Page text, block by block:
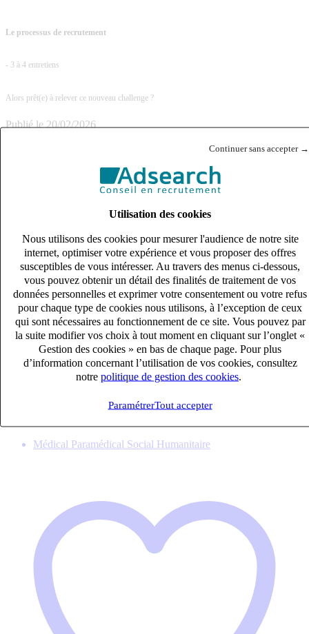
Continuer sans accepter →
Utilisation des cookies
Nous utilisons des cookies pour mesurer l'audience de notre site
internet, optimiser votre expérience et vous proposer des offres
susceptibles de vous intéresser. Au travers des menus ci-dessous,
vous pouvez obtenir un détail des finalités de traitement de vos
données personnelles et exprimer votre consentement ou votre refus
pour chaque type de cookies nous utilisons, à l’exception de ceux
qui sont nécessaires au fonctionnement de ce site. Vous pouvez par
la suite modifier vos choix à tout moment en cliquant sur l’onglet «
Gestion des cookies » en bas de chaque page. Pour plus
d’information concernant l’utilisation de vos cookies, consultez
notre politique de gestion des cookies
ParamétrerTout accepter
Le processus de recrutement
- 3 à 4 entretiens
Alors prêt(e) à relever ce nouveau challenge ?
Publié le20/02/2026
40k – 50k €
Référence
140863
Partager ce poste :
Copier le lien
Je postule
Postes similaires
Médical Paramédical Social Humanitaire